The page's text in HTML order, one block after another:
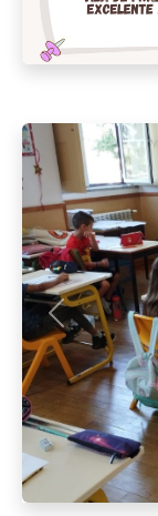
Anterior